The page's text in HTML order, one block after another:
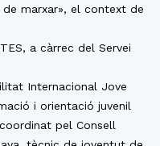
de marxar», el context de
a càrrec del Servei
Internacional Jove
i orientació juvenil
pel Consell